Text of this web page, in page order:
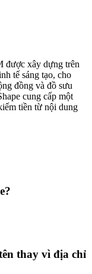
được xây dựng trên
tế sáng tạo, cho
đồng và đồ sưu
cung cấp một
tiền từ nội dung
thay vì địa chỉ